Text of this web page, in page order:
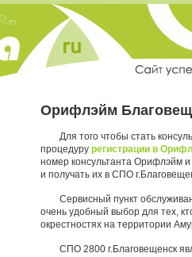
Орифлэйм
Для того чтобы стать
процедуру регистрации в
номер консультанта Орифлэйм
и получать их в СПО
Сервисный пункт
очень удобный выбор для тех,
окрестностях на территории
СПО 2800 г.Благовещенск